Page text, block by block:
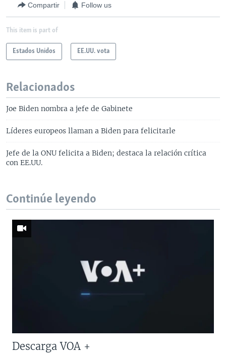
Compartir Follow us
This item is part of
Estados Unidos EE.UU. vota
Relacionados
Joe Biden nombra a jefe de Gabinete
Líderes europeos llaman a Biden para felicitarle
Jefe de la ONU felicita a Biden; destaca la relación crítica
con EE.UU.
Continúe leyendo
Descarga VOA +